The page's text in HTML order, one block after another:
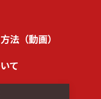
法（動画）
て